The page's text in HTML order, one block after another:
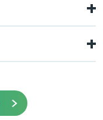
de
la sección, evitando
las